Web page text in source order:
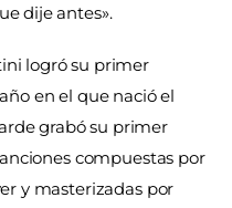
dije antes».
logró su primer
en el que nació el
grabó su primer
compuestas por
y masterizadas por